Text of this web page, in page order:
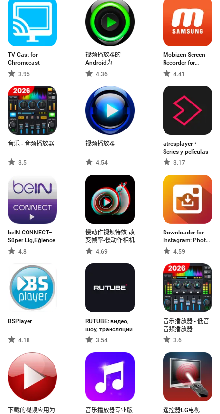
TV Cast for
Chromecast
3.95
视频播放器的
Android为
4.36
Mobizen Screen
Recorder for
SAMSUNG (画面
录像)
4.41
音乐 - 音频播放器
3.5
视频播放器
4.54
atresplayer・
Series y películas
3.17
beIN CONNECT–
Süper Lig,Eğlence
4.8
慢动作视频特效-改
变帧率-慢动作相机
4.69
Downloader for
Instagram: Photo
& Video Saver
4.59
BSPlayer
4.18
RUTUBE: видео,
шоу, трансляции
3.54
音乐播放器 - 低音
音频播放器
3.6
下载的视频应用为 音乐播放器专业版 遥控器LG电视